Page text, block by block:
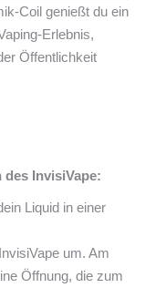
Coil genießt du ein
Erlebnis,
Öffentlichkeit
InvisiVape:
Liquid in einer
um. Am
Öffnung, die zum